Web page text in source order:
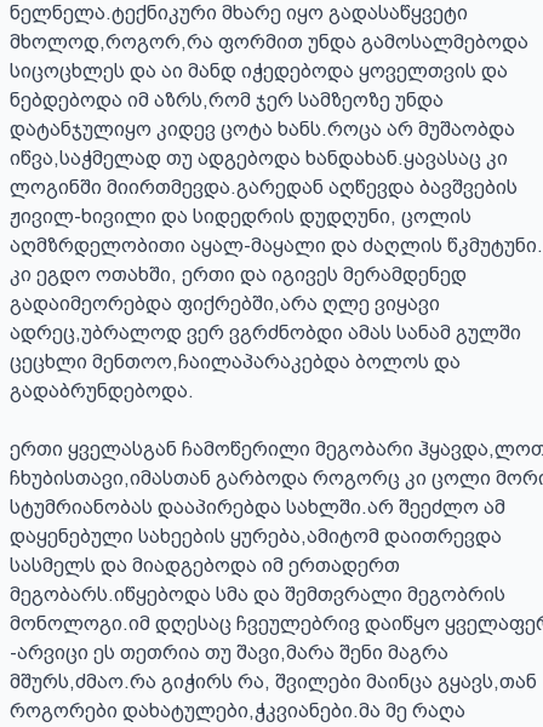
ნელნელა.ტექნიკური მხარე იყო გადასაწყვეტი
მხოლოდ,როგორ,რა ფორმით უნდა გამოსალმებოდა
სიცოცხლეს და აი მანდ იჭედებოდა ყოველთვის და
ნებდებოდა იმ აზრს,რომ ჯერ სამზეოზე უნდა
დატანჯულიყო კიდევ ცოტა ხანს.როცა არ მუშაობდა
იწვა,საჭმელად თუ ადგებოდა ხანდახან.ყავასაც კი
ლოგინში მიირთმევდა.გარედან აღწევდა ბავშვების
ჟივილ-ხივილი და სიდედრის დუდღუნი, ცოლის
აღმზრდელობითი აყალ-მაყალი და ძაღლის
კი ეგდო ოთახში, ერთი და იგივეს მერამდენედ
გადაიმეორებდა ფიქრებში,არა ღლე ვიყავი
ადრეც,უბრალოდ ვერ ვგრძნობდი ამას სანამ გულში
ცეცხლი მენთოო,ჩაილაპარაკებდა ბოლოს და
გადაბრუნდებოდა.
ერთი ყველასგან ჩამოწერილი მეგობარი
ჩხუბისთავი,იმასთან გარბოდა როგორც კი ცოლი
სტუმრიანობას დააპირებდა სახლში.არ შეეძლო ამ
დაყენებული სახეების ყურება,ამიტომ დაითრევდა
სასმელს და მიადგებოდა იმ ერთადერთ
მეგობარს.იწყებოდა სმა და შემთვრალი მეგობრის
მონოლოგი.იმ დღესაც ჩვეულებრივ დაიწყო
-არვიცი ეს თეთრია თუ შავი,მარა შენი მაგრა
მშურს,ძმაო.რა გიჭირს რა, შვილები მაინცა გყავს,თან
როგორები დახატულები,ჭკვიანები.მა მე რაღა